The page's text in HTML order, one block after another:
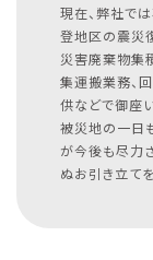
現在、弊社で
登地区の震災
災害廃棄物集
集運搬業務、
供などで御座い
被災地の一日
が今後も尽力
ぬお引き立て